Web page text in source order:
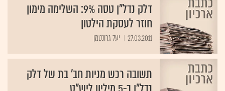
דלק נדל"ן טסה 9%: השלימה מימון
חוזר לעסקת הילטון
27.03.2011 יעל גרונטמן
תשובה רכש מניות חב' בת של דלק